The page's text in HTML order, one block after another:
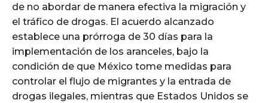
de no abordar de manera efectiva la migración y
el tráfico de drogas. El acuerdo alcanzado
establece una prórroga de 30 días para la
implementación de los aranceles, bajo la
condición de que México tome medidas para
controlar el flujo de migrantes y la entrada de
drogas ilegales, mientras que Estados Unidos se